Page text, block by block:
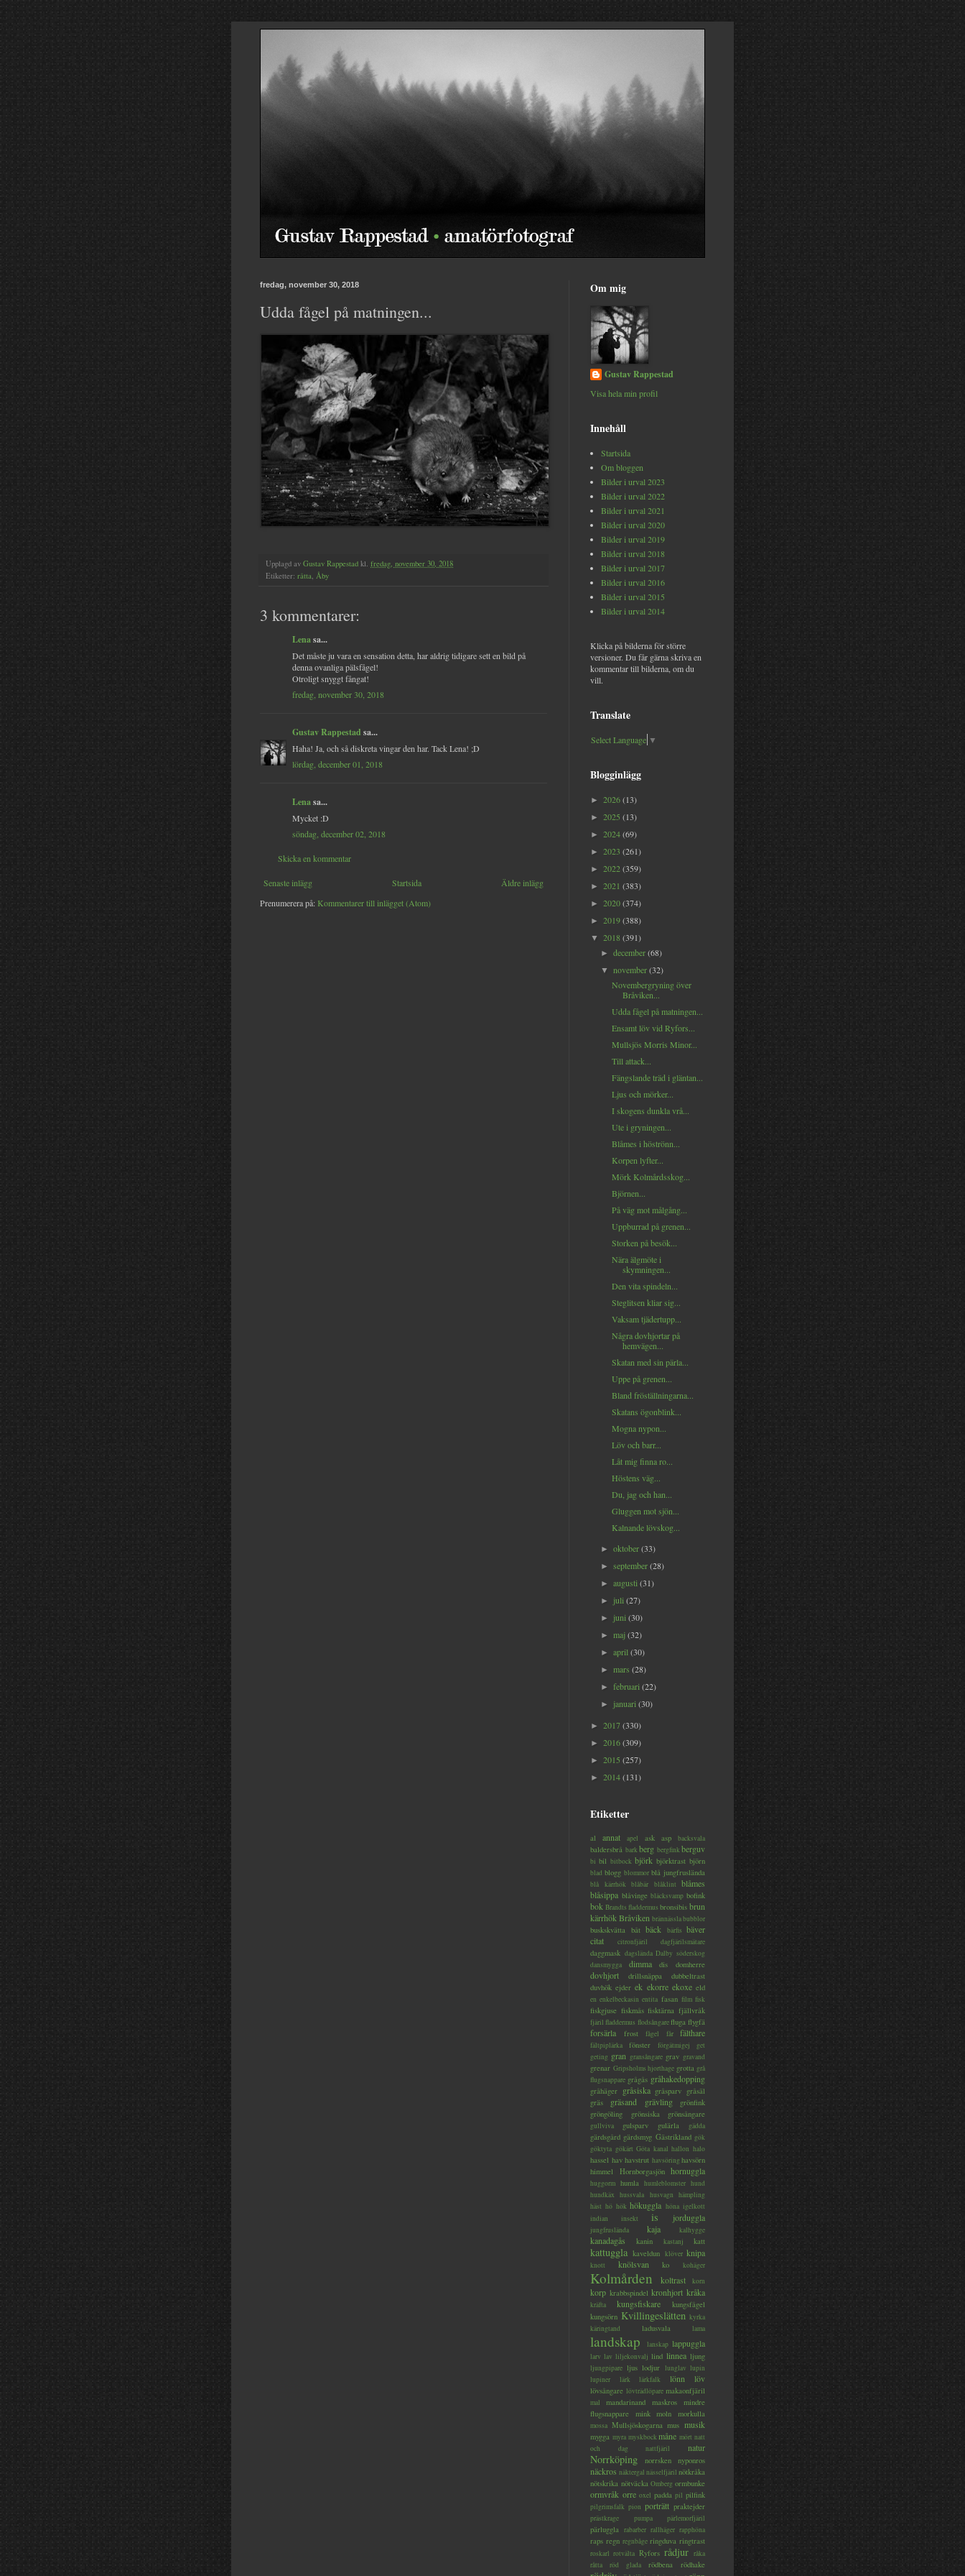
fredag, november 30, 2018
Udda fågel på matningen...
Upplagd av Gustav Rappestad kl. fredag, november 30, 2018
Etiketter: råtta, Åby
3 kommentarer:
Lenasa...
Det måste ju vara en sensation detta, har aldrig tidigare sett en bild på
denna ovanliga pälsfågel!
Otroligt snyggt fångat!
fredag, november 30, 2018
Gustav Rappestad sa...
Haha! Ja, och så diskreta vingar den har. Tack Lena! ;D
lördag, december 01, 2018
Lenasa...
Mycket :D
söndag, december 02, 2018
Skicka en kommentar
Senaste inlägg Äldre inlägg
Startsida
Prenumerera på: Kommentarer till inlägget (Atom)
Om mig
Gustav Rappestad
Visa hela min profil
Innehåll
Startsida
Om bloggen
Bilder i urval 2023
Bilder i urval 2022
Bilder i urval 2021
Bilder i urval 2020
Bilder i urval 2019
Bilder i urval 2018
Bilder i urval 2017
Bilder i urval 2016
Bilder i urval 2015
Bilder i urval 2014
Klicka på bilderna för större
versioner. Du får gärna skriva en
kommentar till bilderna, om du
vill.
Translate
Select Language ▼
Blogginlägg
► 2026(13)
► 2025 (13)
► 2024(69)
► 2023 (261)
► 2022(359)
► 2021 (383)
► 2020(374)
► 2019(388)
▼ 2018 (391)
►december(68)
▼november(32)
Novembergryning över
Bråviken...
Udda fågel på matningen...
Ensamt löv vid Ryfors...
Mullsjös Morris Minor...
Till attack...
Fängslande träd i gläntan...
Ljus och mörker...
I skogens dunkla vrå...
Ute i gryningen...
Blåmes i höströnn...
Korpen lyfter...
Mörk Kolmårdsskog...
Björnen...
På väg mot målgång...
Uppburrad på grenen...
Storken på besök...
Nära älgmöte i
skymningen...
Den vita spindeln...
Steglitsen kliar sig...
Vaksam tjädertupp...
Några dovhjortar på
hemvägen...
Skatan med sin pärla...
Uppe på grenen...
Bland fröställningarna...
Skatans ögonblink...
Mogna nypon...
Löv och barr...
Låt mig finna ro...
Höstens väg...
Du, jag och han...
Gluggen mot sjön...
Kalnande lövskog...
►oktober(33)
►september(28)
►augusti(31)
► juli(27)
► juni(30)
►maj(32)
►april(30)
►mars(28)
►februari(22)
► januari(30)
► 2017(330)
► 2016(309)
► 2015 (257)
► 2014(131)
Etiketter
al annat apel ask asp backsvala
baldersbrå barkberg bergfinkberguv
bi bil bitbock björk björktrast björn
blad blogg blommor blå jungfruslända
blå kärrhök blåbär blåklint
blåmes
blåsippa blåvinge bläcksvamp bofink
bok Brandts fladdermus bronsibis brun
kärrhökBråviken brännässlabubblor
buskskvätta båt bäck bärfis bäver
citat
citronfjäril dagfjärilsmätare
daggmask dagslända Dalby söderskog
dansmygga
dimma dis domherre
dovhjort drillsnäppa
dubbeltrast
duvhök ejder ek ekorre ekoxe eld
en enkelbeckasin entita fasan film fisk
fiskgjuse fiskmås fisktärna fjällvråk
fjäril fladdermus flodsångarefluga flygfä
forsärla frost fågel får fälthare
fältpiplärka fönster förgätmigej
get
geting gran gransångare grav gravand
grenar Gripsholms hjorthage grotta grå
flugsnappare grågås gråhakedopping
gråhäger gråsiska gråsparv gråsäl
gräs
gräsand grävling
grönfink
gröngöling
grönsiska grönsångare
gullviva gulsparv gulärla gädda
gärdsgård gärdsmyg Gästrikland gök
göktyta gökärt Göta kanal hallon halo
hassel hav havstrut havsöring havsörn
himmel
Hornborgasjön hornuggla
huggorm humla humleblomster hund
hundkäx
hussvala husvagn
hämpling
häst hö hök hökuggla höna igelkott
indian
insekt is jorduggla
jungfruslända kaja kalhygge
kanadagås kanin kastanj katt
kattuggla kaveldun klöver knipa
knott knölsvan ko kohäger
Kolmården koltrast korn
korp krabbspindel kronhjort kråka
kräfta kungsfiskare
kungsfågel
kungsörn Kvillingeslätten kyrka
käringtand
ladusvala lama
landskap lanskap lappuggla
larv lav liljekonvalj lind linnea ljung
ljungpipare ljus lodjur lunglav lupin
lupiner
lärk lärkfalk lönn löv
lövsångare lövträdlöpare makaonfjäril
mal mandarinand maskros
mindre
flugsnappare
mink moln morkulla
mossa Mullsjöskogarna mus musik
mygga myra myskbock måne mört natt
och dag
nattfjäril natur
Norrköping norrsken nyponros
näckros näktergal nässelfjäril nötkråka
nötskrika nötväcka Omberg ormbunke
ormvråk orre oxel padda pil pilfink
pilgrimsfalk pion porträtt praktejder
prästkrage pumpa pärlemorfjäril
pärluggla rabarber rallhäger rapphöna
raps regn regnbåge ringduva ringtrast
roskarl rotvälta Ryfors rådjur råka
råtta
röd glada rödbena rödhake